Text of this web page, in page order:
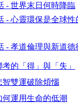
- 世界末日何時降臨
- 心靈環保是全球性
- 孝道倫理與新道德
的「得」與「失」
雙運破除煩惱
運用生命的低潮